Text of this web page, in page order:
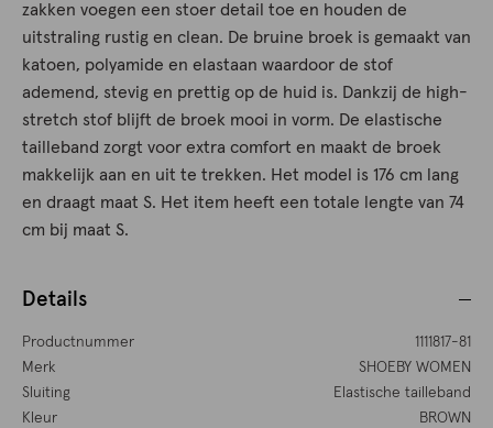
zakken voegen een stoer detail toe en houden de
uitstraling rustig en clean. De bruine broek is gemaakt van
katoen, polyamide en elastaan waardoor de stof
ademend, stevig en prettig op de huid is. Dankzij de high-
stretch stof blijft de broek mooi in vorm. De elastische
tailleband zorgt voor extra comfort en maakt de broek
makkelijk aan en uit te trekken. Het model is 176 cm lang
en draagt maat S. Het item heeft een totale lengte van 74
cm bij maat S.
Details
Productnummer
1111817-81
Merk
SHOEBY WOMEN
Sluiting
Elastische tailleband
Kleur
BROWN